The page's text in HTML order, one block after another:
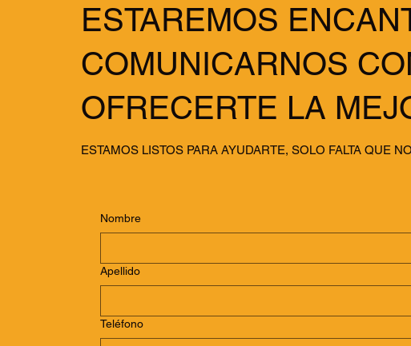
ESTAREMOS
COMUNICARNOS
OFRECERTE LA
ESTAMOS LISTOS PARA AYUDARTE, SOLO FALTA QUE
Nombre
Apellido
Teléfono